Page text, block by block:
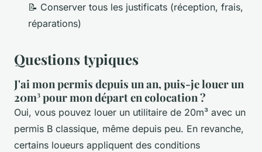
📝 Conserver tous les justificats (réception, frais,
réparations)
Questions typiques
J'ai mon permis depuis un an, puis-je louer un
20m³ pour mon départ en colocation ?
Oui, vous pouvez louer un utilitaire de 20m³ avec un
permis B classique, même depuis peu. En revanche,
certains loueurs appliquent des conditions